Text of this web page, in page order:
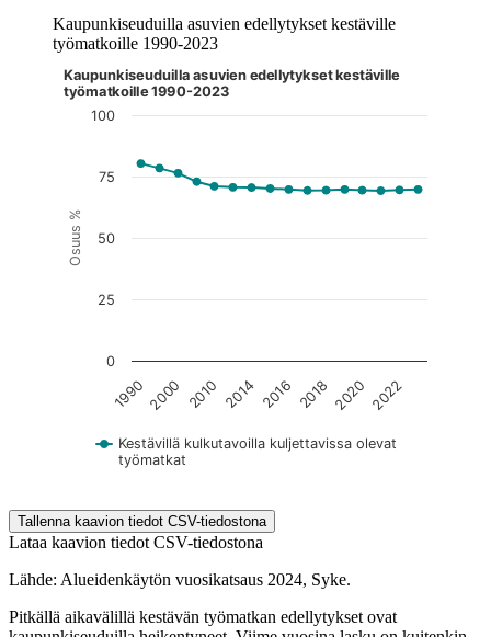
Kaupunkiseuduilla asuvien edellytykset kestäville
työmatkoille 1990-2023
Kuvaaja on interaktiivinen. Siirry kuvaajaan sarkaimella ja
Osuus %
Kaupunkiseuduilla asuvien edellytykset kestäville
työmatkoille 1990-2023
Kestävillä kulkutavoilla kuljettavissa olevat
työmatkat
1990 2000 2010 2014 2016 2018 2020 2022
0
25
50
75
100
Tallenna kaavion tiedot CSV-tiedostona
Lataa kaavion tiedot CSV-tiedostona
Lähde: Alueidenkäytön vuosikatsaus 2024, Syke.
Pitkällä aikavälillä kestävän työmatkan edellytykset ovat